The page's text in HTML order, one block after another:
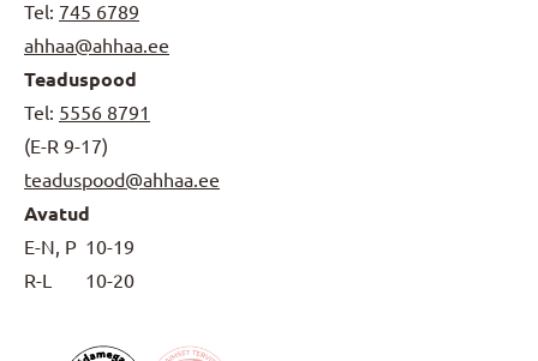
Tel: 745 6789
ahhaa@ahhaa.ee
Teaduspood
Tel: 5556 8791
(E-R 9-17)
teaduspood@ahhaa.ee
Avatud
E-N, P 10-19
R-L
10-20